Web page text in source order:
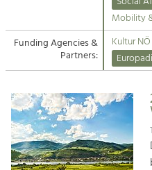
Suche
Impressum
Kontakt
Tourism
Offer Development and
Art & Culture
Crafts, Science and Research.
Mobility
Funding Agencies &
Partners:
Kultur NÖ